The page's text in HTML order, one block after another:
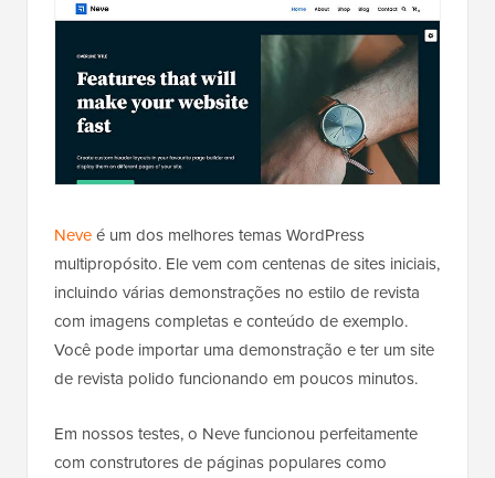
Neveé um dos melhores temas WordPress
multipropósito. Ele vem com centenas de sites iniciais,
incluindo várias demonstrações no estilo de revista
com imagens completas e conteúdo de exemplo.
Você pode importar uma demonstração e ter um site
de revista polido funcionando em poucos minutos.
Em nossos testes, o Neve funcionou perfeitamente
com construtores de páginas populares como